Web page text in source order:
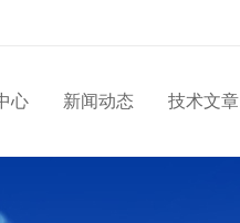
心 新闻动态 技术文章